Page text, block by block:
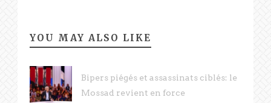
YOU MAY ALSO LIKE
Bipers piégés et assassinats ciblés: le
Mossad revient en force